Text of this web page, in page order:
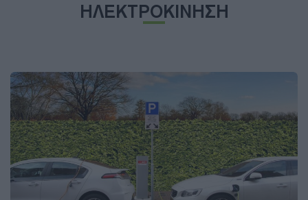
ΗΛΕΚΤΡΟΚΙΝΗΣΗ